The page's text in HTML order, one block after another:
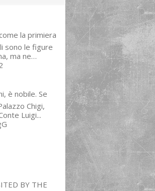
la primiera
sono le figure
ma ne…
è nobile. Se
Chigi,
Luigi...
BY THE